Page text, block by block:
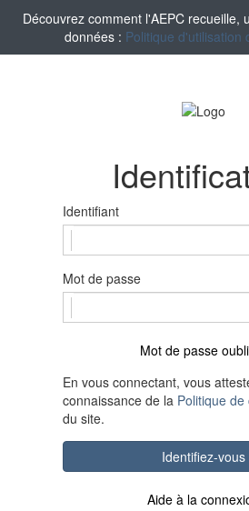
Découvrez comment l'AEPC recueille,
données : Politique d'utilisation
Identifiant
Mot de passe
Mot de passe
En vous connectant, vous
connaissance de la Politique
du site.
Identifiez-vous
Aide à la